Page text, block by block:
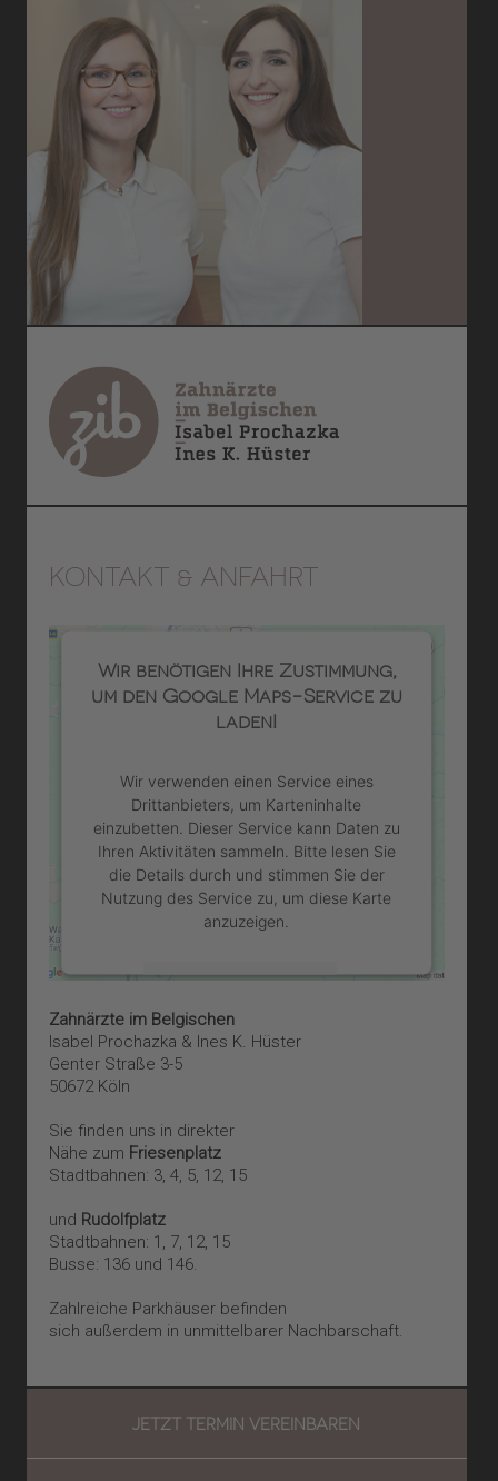
KONTAKT & ANFAHRT
Wir benötigen Ihre Zustimmung,
um den Google Maps-Service zu
laden!
Wir verwenden einen Service eines
Drittanbieters, um Karteninhalte
einzubetten. Dieser Service kann Daten zu
Ihren Aktivitäten sammeln. Bitte lesen Sie
die Details durch und stimmen Sie der
Nutzung des Service zu, um diese Karte
anzuzeigen.
Mehr Informationen
Akzeptieren
powered by
Zahnärzte im Belgischen
Isabel Prochazka & Ines K. Hüster
Genter Straße 3-5
50672 Köln
Sie finden uns in direkter
Nähe zum Friesenplatz
Stadtbahnen: 3, 4, 5, 12, 15
und Rudolfplatz
Stadtbahnen: 1, 7, 12, 15
Busse: 136 und 146.
Zahlreiche Parkhäuser befinden
sich außerdem in unmittelbarer Nachbarschaft.
JETZT TERMIN VEREINBAREN